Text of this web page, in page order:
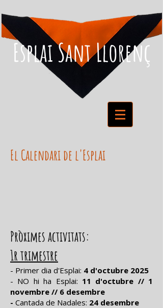
Esplai Sant Llorenç
El Calendari de l'Esplai
Pròximes activitats:
1r trimestre
- Primer dia d'Esplai: 4 d'octubre 2025
- NO hi ha Esplai: 11 d'octubre // 1
novembre // 6 desembre
- Cantada de Nadales: 24 desembre